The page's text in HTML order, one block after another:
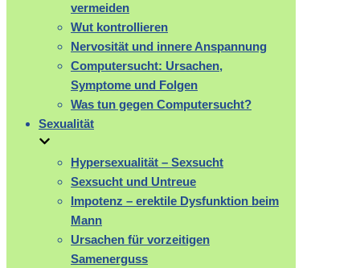
vermeiden
Wut kontrollieren
Nervosität und innere Anspannung
Computersucht: Ursachen,
Symptome und Folgen
Was tun gegen Computersucht?
Sexualität
Hypersexualität – Sexsucht
Sexsucht und Untreue
Impotenz – erektile Dysfunktion beim
Mann
Ursachen für vorzeitigen
Samenerguss